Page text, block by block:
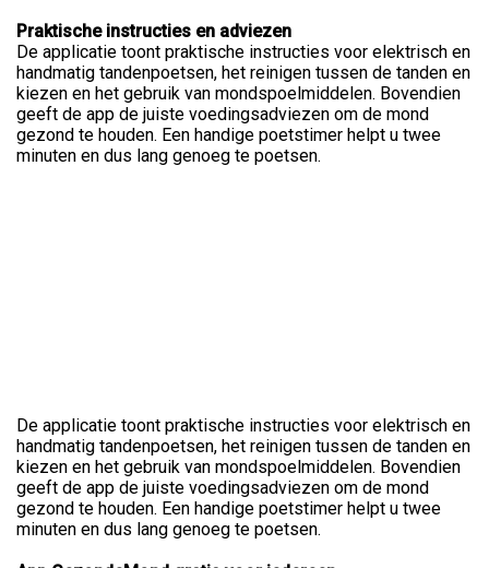
Praktische instructies en adviezen
De applicatie toont praktische instructies voor elektrisch en
handmatig tandenpoetsen, het reinigen tussen de tanden en
kiezen en het gebruik van mondspoelmiddelen. Bovendien
geeft de app de juiste voedingsadviezen om de mond
gezond te houden. Een handige poetstimer helpt u twee
minuten en dus lang genoeg te poetsen.
De applicatie toont praktische instructies voor elektrisch en
handmatig tandenpoetsen, het reinigen tussen de tanden en
kiezen en het gebruik van mondspoelmiddelen. Bovendien
geeft de app de juiste voedingsadviezen om de mond
gezond te houden. Een handige poetstimer helpt u twee
minuten en dus lang genoeg te poetsen.